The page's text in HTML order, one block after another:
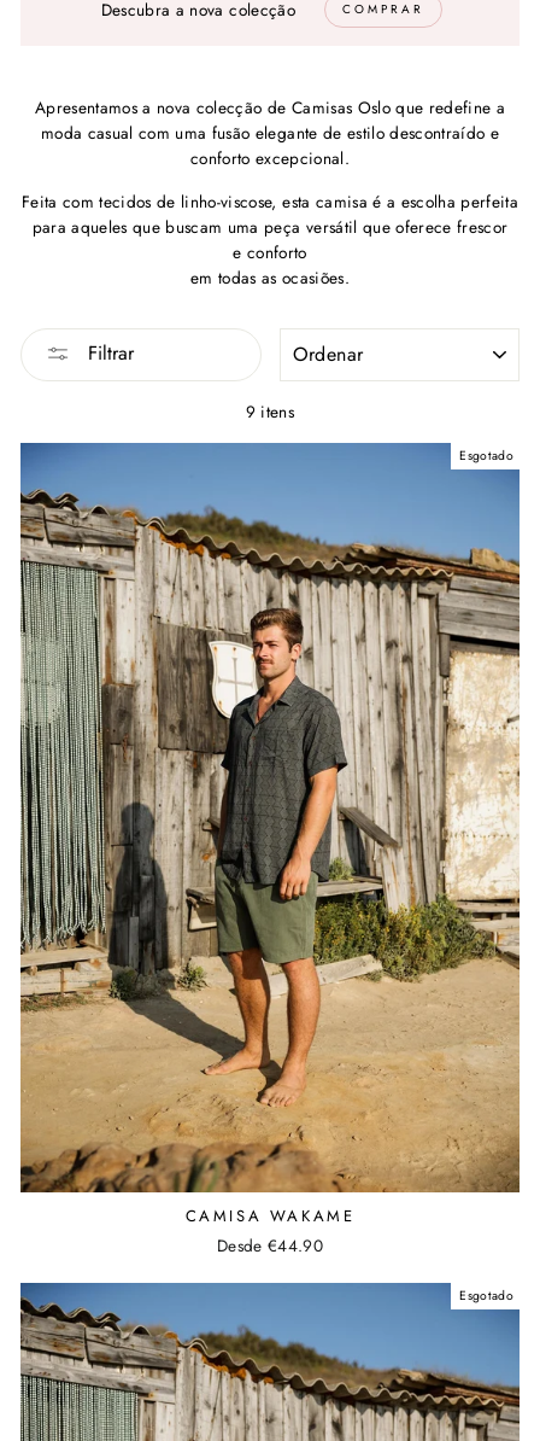
Descubra a nova colecção COMPRAR
Apresentamos a nova colecção de Camisas Oslo que redefine a
moda casual com uma fusão elegante de estilo descontraído e
conforto excepcional.
Feita com tecidos de linho-viscose, esta camisa é a escolha perfeita
para aqueles que buscam uma peça versátil que oferece frescor
e conforto
em todas as ocasiões.
Filtrar
9 itens
Esgotado
CAMISA WAKAME
Desde €44.90
Esgotado